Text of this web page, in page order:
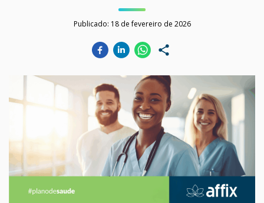
Publicado: 18 de fevereiro de 2026